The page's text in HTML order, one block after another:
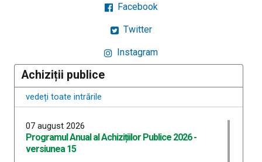
Facebook
Twitter
Instagram
Achiziții publice
vedeți toate intrările
07 august 2026
Programul Anual al Achizițiilor Publice 2026 -
versiunea 15